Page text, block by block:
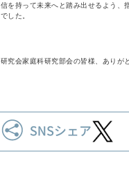
を持って未来へと踏み出せるよう、
した。
究会家庭科研究部会の皆様、ありが